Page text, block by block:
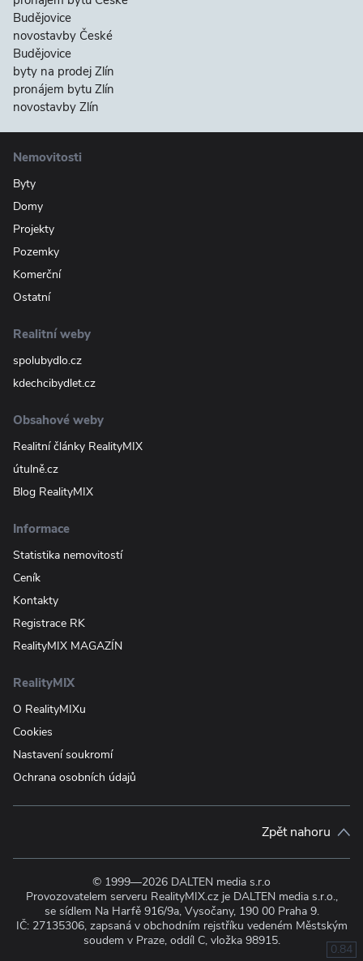
Budějovice
novostavby České
Budějovice
byty na prodej Zlín
pronájem bytu Zlín
novostavby Zlín
Nemovitosti
Byty
Domy
Projekty
Pozemky
Komerční
Ostatní
Realitní weby
spolubydlo.cz
kdechcibydlet.cz
Obsahové weby
Realitní články RealityMIX
útulně.cz
Blog RealityMIX
Informace
Statistika nemovitostí
Ceník
Kontakty
Registrace RK
RealityMIX MAGAZÍN
RealityMIX
O RealityMIXu
Cookies
Nastavení soukromí
Ochrana osobních údajů
Zpět nahoru
© 1999—2026 DALTEN media s.r.o
Provozovatelem serveru RealityMIX.cz je DALTEN media s.r.o.,
se sídlem Na Harfě 916/9a, Vysočany, 190 00 Praha 9.
IČ: 27135306, zapsaná v obchodním rejstříku vedeném Městským
soudem v Praze, oddíl C, vložka 98915.
0.84